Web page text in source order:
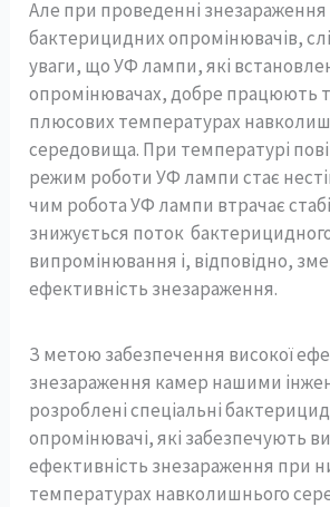
Але при проведенні
бактерицидних опромінювачів,
уваги, що УФ лампи, які
опромінювачах, добре працюють
плюсових температурах
середовища. При температурі
режим роботи УФ лампи стає
чим робота УФ лампи втрачає
знижується поток
випромінювання і, відповідно,
ефективність знезараження.
З метою забезпечення високої
знезараження камер нашими
розроблені спеціальні
опромінювачі, які забезпечують
ефективність знезараження при
температурах навколишнього